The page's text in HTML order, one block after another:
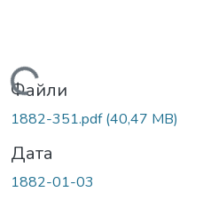
Вантажиться...
Файли
1882-351.pdf(40,47 MB)
Дата
1882-01-03